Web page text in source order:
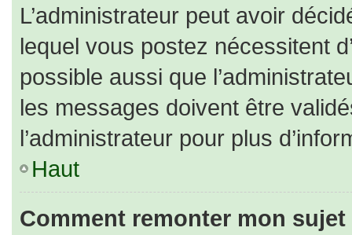
L’administrateur peut avoir
lequel vous postez nécessitent
possible aussi que
les messages doivent être
l’administrateur pour plus
Haut
Comment remonter mon sujet